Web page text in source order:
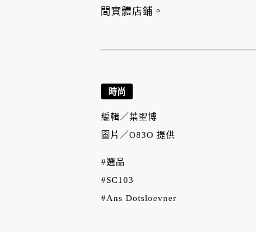
間實體店鋪。
時尚
編輯／葉聖博
圖片／O83O 提供
#選品
#SC103
#Ans Dotsloevner